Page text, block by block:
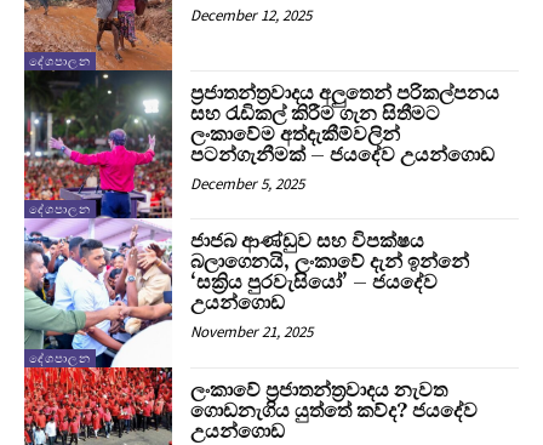
දේශපාලන
December 12, 2025
දේශපාලන
ප්‍රජාතන්ත්‍රවාදය අලුතෙන් පරිකල්පනය
සහ රැඩිකල් කිරීම ගැන සිතීමට
ලංකාවේම අත්දැකීම්වලින්
පටන්ගැනීමක් – ජයදේව උයන්ගොඩ
December 5, 2025
දේශපාලන
ජාජබ ආණ්ඩුව සහ විපක්ෂය
බලාගෙනයි, ලංකාවේ දැන් ඉන්නේ
‘සක්‍රිය පුරවැසියෝ’ – ජයදේව
උයන්ගොඩ
November 21, 2025
ලංකාවේ ප්‍රජාතන්ත්‍රවාදය නැවත
ගොඩනැගිය යුත්තේ කව්ද? ජයදේව
උයන්ගොඩ